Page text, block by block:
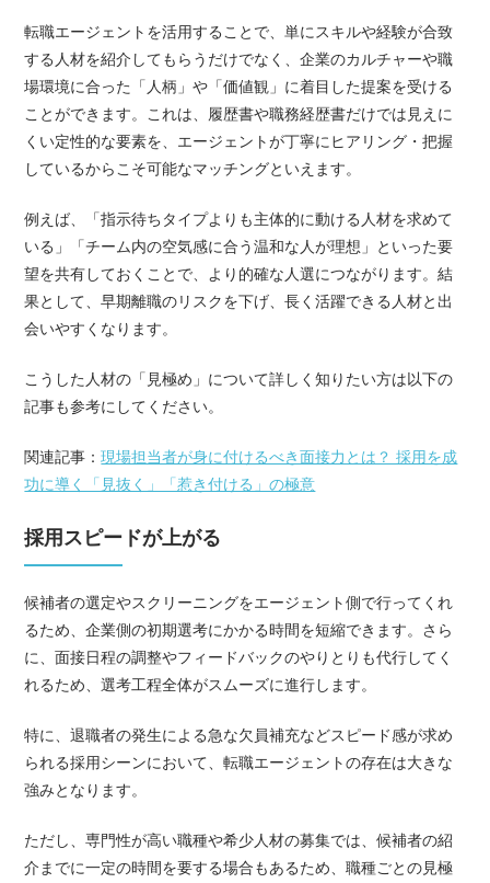
転職エージェントを活用することで、単にスキルや経験が合致
する人材を紹介してもらうだけでなく、企業のカルチャーや職
場環境に合った「人柄」や「価値観」に着目した提案を受ける
ことができます。これは、履歴書や職務経歴書だけでは見えに
くい定性的な要素を、エージェントが丁寧にヒアリング・把握
しているからこそ可能なマッチングといえます。
例えば、「指示待ちタイプよりも主体的に動ける人材を求めて
いる」「チーム内の空気感に合う温和な人が理想」といった要
望を共有しておくことで、より的確な人選につながります。結
果として、早期離職のリスクを下げ、長く活躍できる人材と出
会いやすくなります。
こうした人材の「見極め」について詳しく知りたい方は以下の
記事も参考にしてください。
関連記事：現場担当者が身に付けるべき面接力とは？ 採用を成
功に導く「見抜く」「惹き付ける」の極意
採用スピードが上がる
候補者の選定やスクリーニングをエージェント側で行ってくれ
るため、企業側の初期選考にかかる時間を短縮できます。さら
に、面接日程の調整やフィードバックのやりとりも代行してく
れるため、選考工程全体がスムーズに進行します。
特に、退職者の発生による急な欠員補充などスピード感が求め
られる採用シーンにおいて、転職エージェントの存在は大きな
強みとなります。
ただし、専門性が高い職種や希少人材の募集では、候補者の紹
介までに一定の時間を要する場合もあるため、職種ごとの見極